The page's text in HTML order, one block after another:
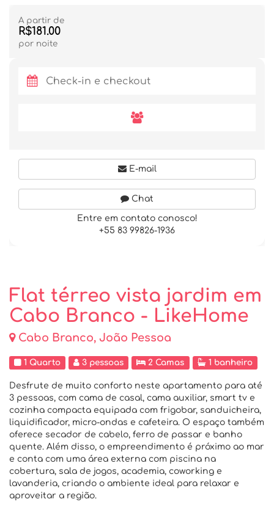
Flat térreo vista jardim em
Cabo Branco - LikeHome
Cabo Branco, João Pessoa
1 Quarto 3 pessoas 2 Camas 1 banheiro
Desfrute de muito conforto neste apartamento para até
3 pessoas, com cama de casal, cama auxiliar, smart tv e
cozinha compacta equipada com frigobar, sanduicheira,
liquidificador, micro-ondas e cafeteira. O espaço também
oferece secador de cabelo, ferro de passar e banho
quente. Além disso, o empreendimento é próximo ao mar
e conta com uma área externa com piscina na
cobertura, sala de jogos, academia, coworking e
lavanderia, criando o ambiente ideal para relaxar e
aproveitar a região.
A partir de
R$181.00
por noite
E-mail
Chat
Entre em contato conosco!
+55 83 99826-1936